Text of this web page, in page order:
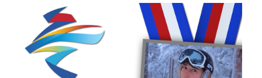
repas de
printemps
salade d'endives
salade de lentilles vertes
taboulé taboulé et lentilles
vertes